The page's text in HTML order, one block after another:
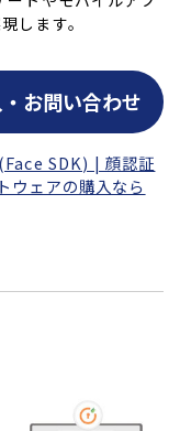
します。
お問い合わせ
SDK) | 顔認証
ウェアの購入なら